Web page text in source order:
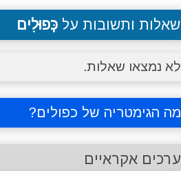
שאלות ותשובות עלכְּפוּלִים
לא נמצאו שאלות.
מה הגימטריה של כפולים?
ערכים אקראיים